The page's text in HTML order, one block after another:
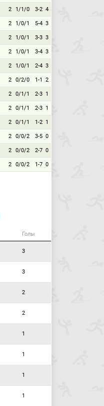
2 1/1/0 3-2 4
2 1/0/1 5-4 3
2 1/0/1 3-3 3
2 1/0/1 3-4 3
2 1/0/1 2-4 3
2 0/2/0 1-1 2
2 0/1/1 2-3 1
2 0/1/1 2-3 1
2 0/1/1 1-2 1
2 0/0/2 3-5 0
2 0/0/2 2-7 0
2 0/0/2 1-7 0
Голы
3
3
2
2
1
1
1
1